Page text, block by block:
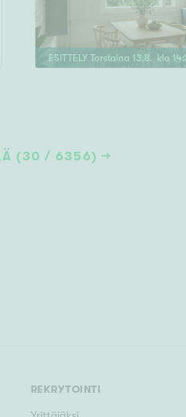
ESITTELY Torstaina 13.8 . klo 14:
(30 / 6356)
REKRYTOINTI